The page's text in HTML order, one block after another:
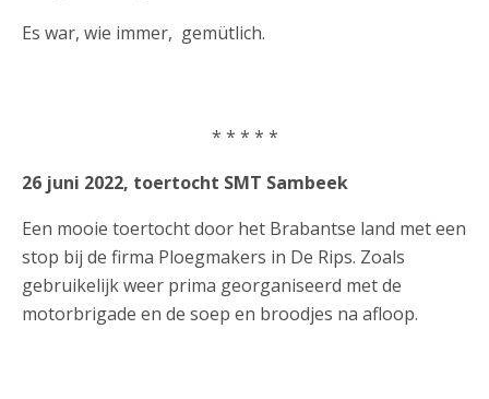
Es war, wie immer, gemütlich.
* * * * *
26 juni 2022, toertocht SMT Sambeek
Een mooie toertocht door het Brabantse land met een
stop bij de firma Ploegmakers in De Rips. Zoals
gebruikelijk weer prima georganiseerd met de
motorbrigade en de soep en broodjes na afloop.